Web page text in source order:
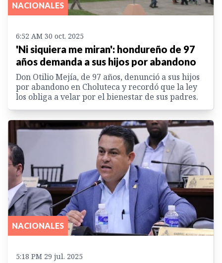
NACIONALES
6:52 AM 30 oct. 2025
'Ni siquiera me miran': hondureño de 97
años demanda a sus hijos por abandono
Don Otilio Mejía, de 97 años, denunció a sus hijos
por abandono en Choluteca y recordó que la ley
los obliga a velar por el bienestar de sus padres.
NACIONALES
5:18 PM 29 jul. 2025